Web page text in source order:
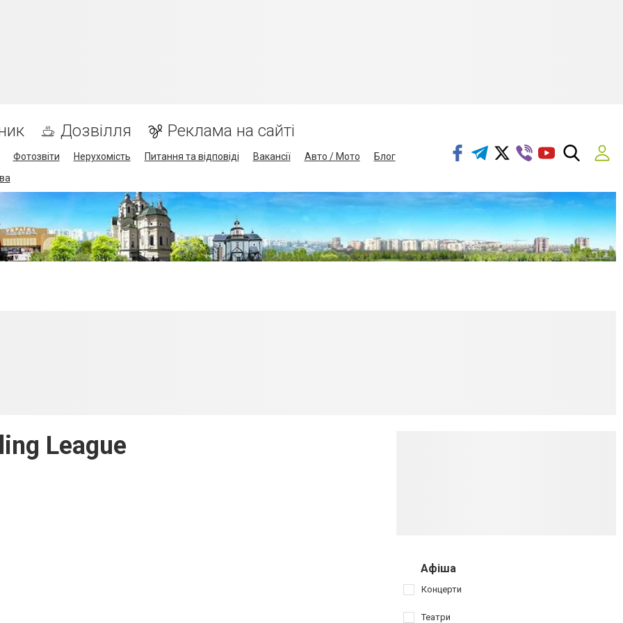
Дозвілля Реклама на сайті
Фотозвіти Нерухомість Питання та відповіді Вакансії Авто / Мото
Блог
League
Афіша
Концерти
Театри